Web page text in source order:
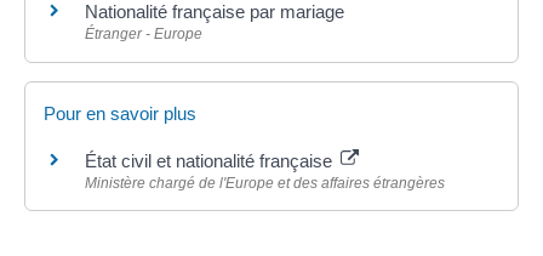
Nationalité française par mariage
Étranger - Europe
Pour en savoir plus
État civil et nationalité française
Ministère chargé de l'Europe et des affaires étrangères